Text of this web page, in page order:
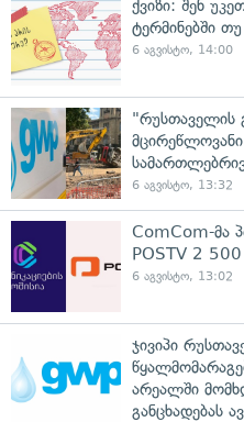
ქვიზი: შენ
ტერმინებში
6 აგვისტო, 14:00
"რუსთაველის
6 აგვისტო, 13:32
ComCom-მა
POSTV 2
6 აგვისტო, 13:02
ჯივიპი
არეალში
განცხადებას